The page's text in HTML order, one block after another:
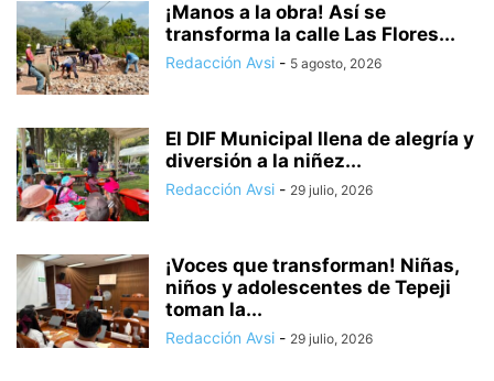
¡Manos a la obra! Así se
transforma la calle Las Flores...
Redacción Avsi - 5 agosto, 2026
El DIF Municipal llena de alegría y
diversión a la niñez...
Redacción Avsi - 29 julio, 2026
¡Voces que transforman! Niñas,
niños y adolescentes de Tepeji
toman la...
Redacción Avsi - 29 julio, 2026